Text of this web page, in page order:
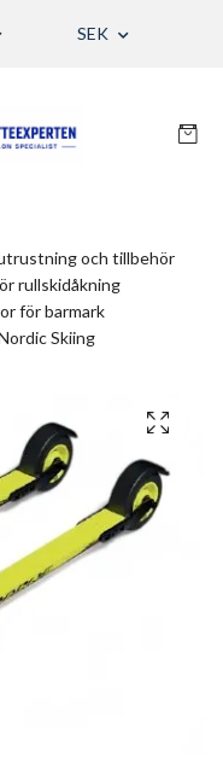
SEK
och tillbehör
rullskidåkning
för barmark
Skiing